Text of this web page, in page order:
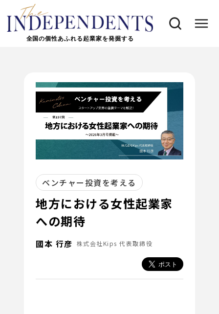
全国の個性あふれる起業家を発掘する
ベンチャー投資を考える
地方における女性起業家
への期待
國本 行彦 株式会社Kips 代表取締役